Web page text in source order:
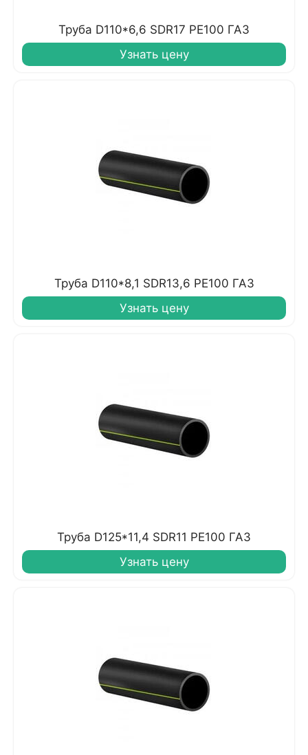
Труба D110*6,6 SDR17 PE100 ГАЗ
Узнать цену
Труба D110*8,1 SDR13,6 PE100 ГАЗ
Узнать цену
Труба D125*11,4 SDR11 PE100 ГАЗ
Узнать цену